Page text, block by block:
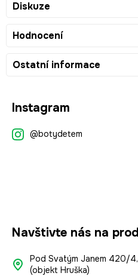
Diskuze
Hodnocení
Ostatní informace
Instagram
@botydetem
Navštivte nás na
Pod Svatým Janem 420/
(objekt Hruška)